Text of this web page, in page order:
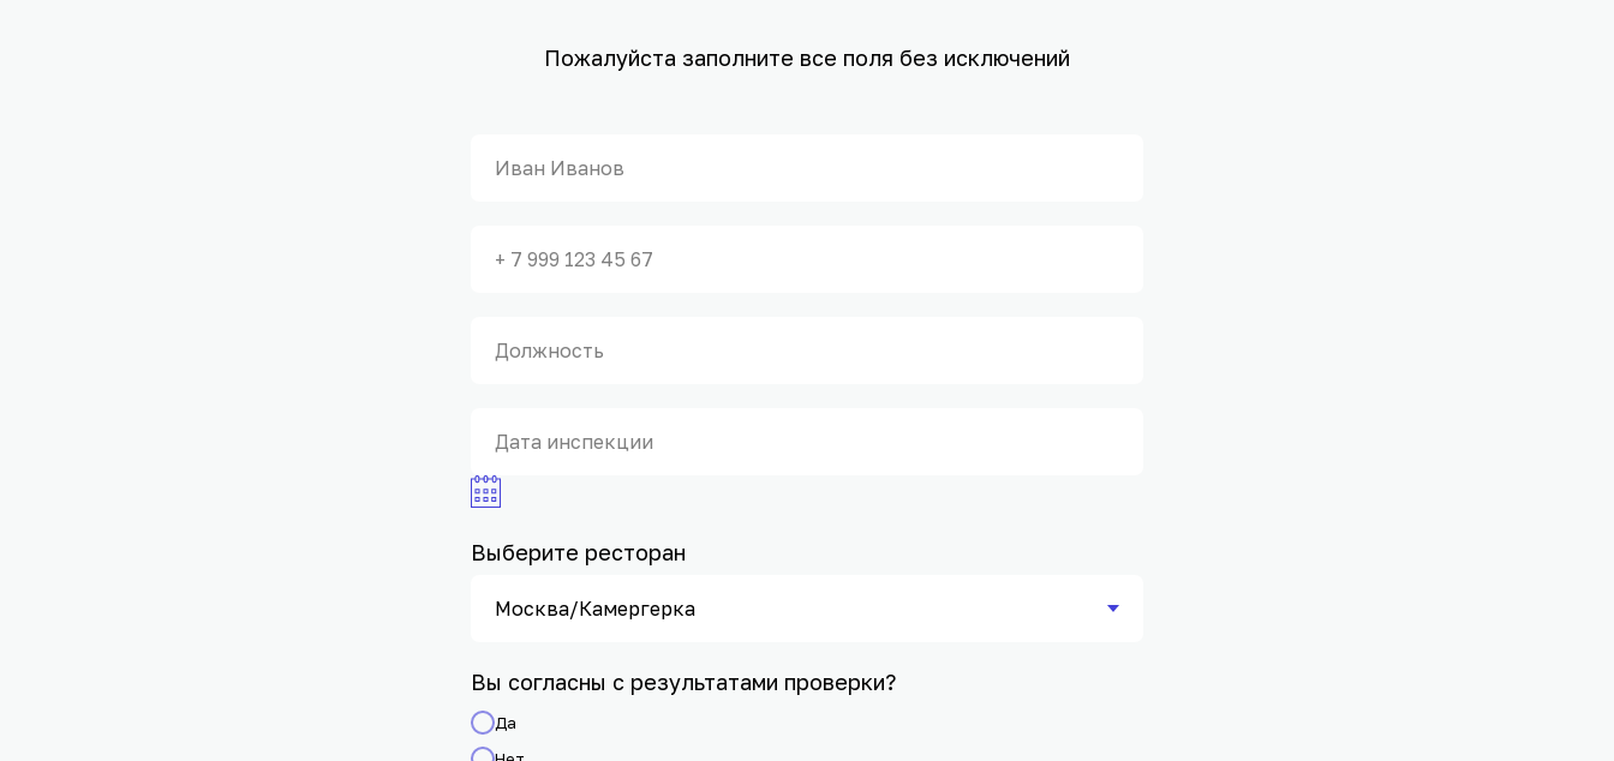
Пожалуйста заполните все поля без исключений
Выберите ресторан
Вы согласны с результатами проверки?
Да